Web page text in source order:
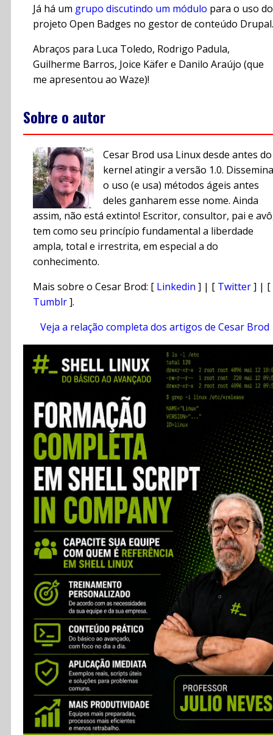
Já há um grupo discutindo um módulo para o uso do
projeto Open Badges no gestor de conteúdo Drupal.
Abraços para Luca Toledo, Rodrigo Padula,
Guilherme Barros, Joice Käfer e Danilo Araújo (que
me apresentou ao Waze)!
Sobre o autor
Cesar Brod usa Linux desde antes do
kernel atingir a versão 1.0. Dissemina
o uso (e usa) métodos ágeis antes
deles ganharem esse nome. Ainda
assim, não está extinto! Escritor, consultor, pai e
tem como seu princípio fundamental a liberdade
ampla, total e irrestrita, em especial a do
conhecimento.
Mais sobre o Cesar Brod: [ Linkedin ] | [ Twitter] | [
Tumblr].
Veja a relação completa dos artigos de Cesar Brod